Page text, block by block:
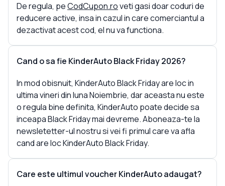
De regula, peCodCupon.roveti gasi doar coduri de
reducere active, insa in cazul in care comerciantul a
dezactivat acest cod, el nu va functiona.
Cand o sa fie KinderAuto Black Friday 2026?
In mod obisnuit, KinderAuto Black Friday are loc in
ultima vineri din luna Noiembrie, dar aceasta nu este
o regula bine definita, KinderAuto poate decide sa
inceapa Black Friday mai devreme. Aboneaza-te la
newsletetter-ul nostru si vei fi primul care va afla
cand are loc KinderAuto Black Friday.
Care este ultimul voucher KinderAuto adaugat?